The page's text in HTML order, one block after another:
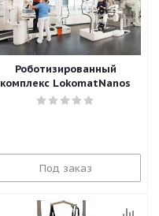
Роботизированный
комплекс LokomatNanos
Под заказ